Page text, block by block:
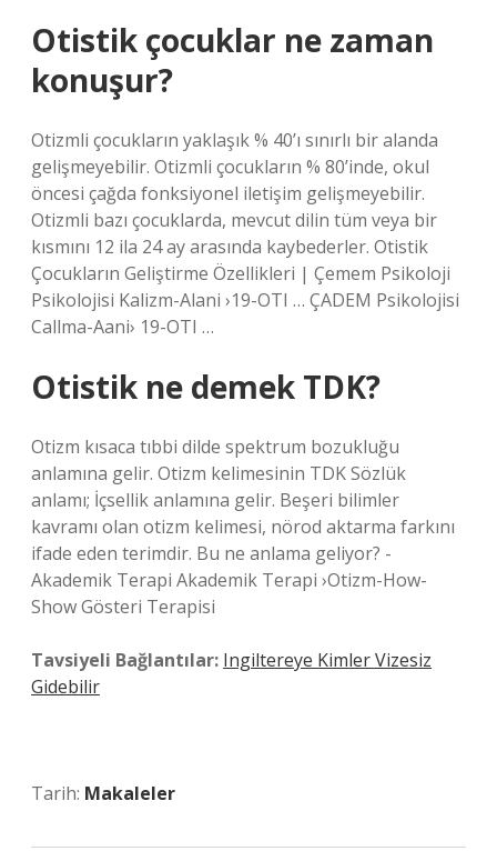
Otistik çocuklar ne zaman
konuşur?
Otizmli çocukların yaklaşık % 40’ı sınırlı bir alanda
gelişmeyebilir. Otizmli çocukların % 80’inde, okul
öncesi çağda fonksiyonel iletişim gelişmeyebilir.
Otizmli bazı çocuklarda, mevcut dilin tüm veya bir
kısmını 12 ila 24 ay arasında kaybederler. Otistik
Çocukların Geliştirme Özellikleri | Çemem Psikoloji
Psikolojisi Kalizm-Alani ›19-OTI … ÇADEM Psikolojisi
Callma-Aani› 19-OTI …
Otistik ne demek TDK?
Otizm kısaca tıbbi dilde spektrum bozukluğu
anlamına gelir. Otizm kelimesinin TDK Sözlük
anlamı; İçsellik anlamına gelir. Beşeri bilimler
kavramı olan otizm kelimesi, nörod aktarma farkını
ifade eden terimdir. Bu ne anlama geliyor? -
Akademik Terapi Akademik Terapi ›Otizm-How-
Show Gösteri Terapisi
Tavsiyeli Bağlantılar: Ingiltereye Kimler Vizesiz
Gidebilir
Tarih: Makaleler